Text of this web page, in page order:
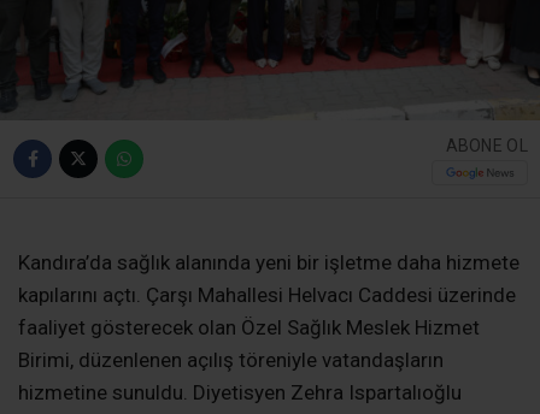
ABONE OL
Kandıra’da sağlık alanında yeni bir işletme daha hizmete
kapılarını açtı. Çarşı Mahallesi Helvacı Caddesi üzerinde
faaliyet gösterecek olan Özel Sağlık Meslek Hizmet
Birimi, düzenlenen açılış töreniyle vatandaşların
hizmetine sunuldu. Diyetisyen Zehra Ispartalıoğlu